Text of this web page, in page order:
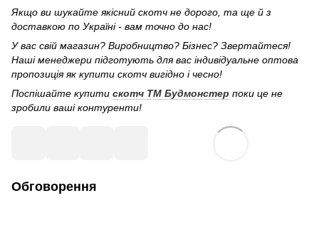
Якщо ви шукайте якісний скотч не дорого, та ще й з
доставкою по Україні - вам точно до нас!
У вас свій магазин? Виробництво? Бізнес? Звертайтеся!
Наші менеджери підготують для вас індивідуальне оптова
пропозиція як купити скотч вигідно і чесно!
Поспішайте купити скотч ТМ Будмонстер поки це не
зробили ваші контуренти!
Обговорення